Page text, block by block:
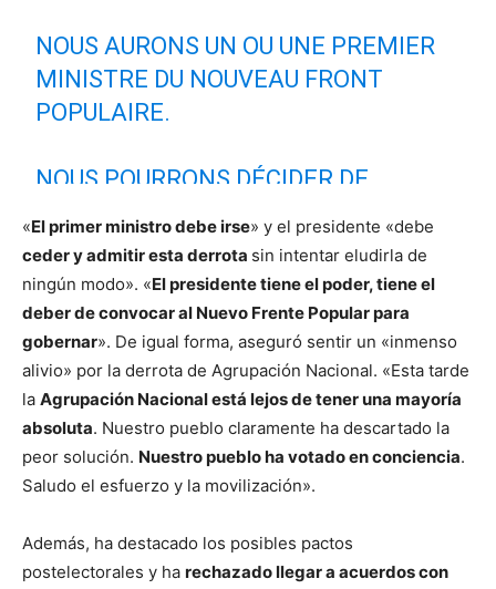
NOUS AURONS UN OU UNE PREMIER
MINISTRE DU NOUVEAU FRONT
POPULAIRE.
NOUS POURRONS DÉCIDER DE
NOMBREUSES CHOSES PAR
DÉCRETS.
SUR LE PLAN INTERNATIONAL, IL
FAUDRA S'ENTENDRE POUR
RECONNAÎTRE L'ÉTAT DE
PALESTINE.#VICTOIRENFP
PIC.TWITTER.COM/XYKZTK0ZS4
— Jean-Luc Mélenchon (@JLMelenchon)
«El primer ministro debe irse» y el presidente «debe
ceder y admitir esta derrota sin intentar eludirla de
ningún modo». «El presidente tiene el poder, tiene el
deber de convocar al Nuevo Frente Popular para
gobernar». De igual forma, aseguró sentir un «inmenso
alivio» por la derrota de Agrupación Nacional. «Esta tarde
la Agrupación Nacional está lejos de tener una mayoría
absoluta. Nuestro pueblo claramente ha descartado la
peor solución. Nuestro pueblo ha votado en conciencia.
Saludo el esfuerzo y la movilización».
Además, ha destacado los posibles pactos
postelectorales y ha rechazado llegar a acuerdos con